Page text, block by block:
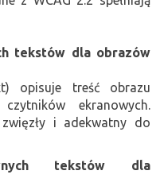
tekstów dla obrazów
opisuje treść obrazu
ekranowych.
i adekwatny do
tekstów dla